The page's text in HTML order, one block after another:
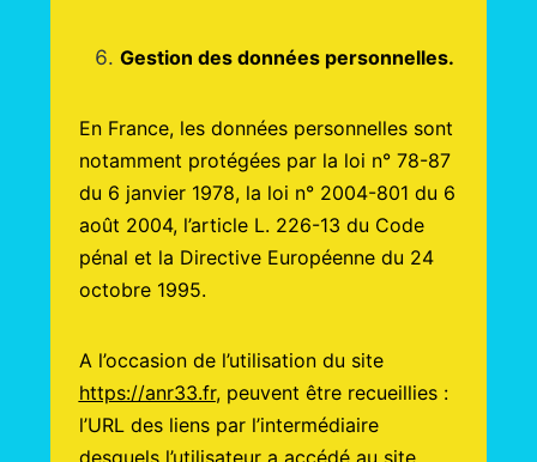
Gestion des données personnelles.
En France, les données personnelles sont
notamment protégées par la loi n° 78-87
du 6 janvier 1978, la loi n° 2004-801 du 6
août 2004, l’article L. 226-13 du Code
pénal et la Directive Européenne du 24
octobre 1995.
A l’occasion de l’utilisation du site
https://anr33.fr, peuvent être recueillies :
l’URL des liens par l’intermédiaire
desquels l’utilisateur a accédé au site